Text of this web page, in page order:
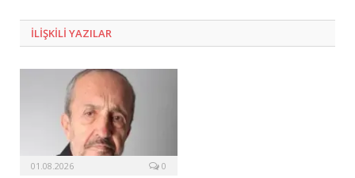
ILIŞKILI YAZILAR
01.08.2026 0